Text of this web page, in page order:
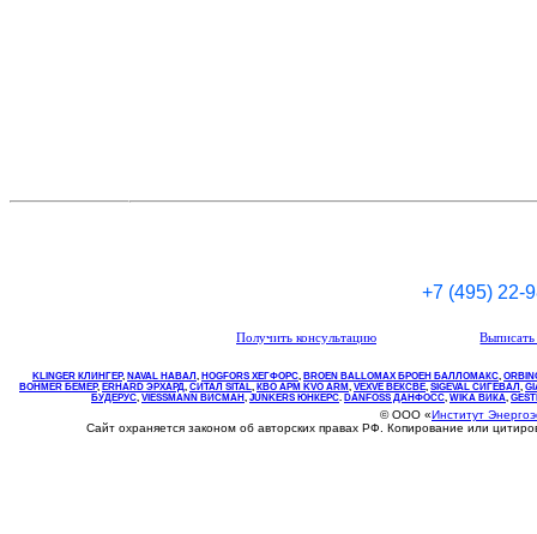
+7 (495) 22-
Получить консультацию
KLINGER КЛИНГЕР, NAVAL НАВАЛ , НOGFORS ХЕГФОРС, BROEN BALLOMAX БРОЕН БАЛЛОМАКС,
BOHMER БЕМЕР, ERHARD ЭРХАРД, СИТАЛ SITAL, КВО АРМ KVO ARM, VEXVE ВЕКСВЕ, SIGEVAL СИГЕВАЛ ,
БУДЕРУС, VIESSMANN ВИСМАН , JUNKERS ЮНКЕРС. DANFOSS ДАНФОСС, WIKA ВИКА,
© ООО «Институт
Сайт охраняется законом об авторских правах РФ. Копирование или